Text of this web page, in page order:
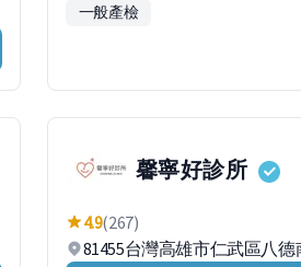
一般產檢
馨寧好診所
4.9(267)
81455台灣高雄市仁武區八德